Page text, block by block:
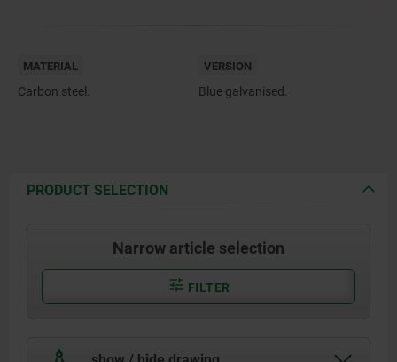
MATERIAL
Carbon steel.
VERSION
Blue galvanised.
PRODUCT SELECTION
Narrow article selection
FILTER